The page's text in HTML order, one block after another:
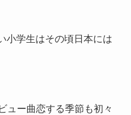
小学生はその頃日本には
ュー曲恋する季節も初々